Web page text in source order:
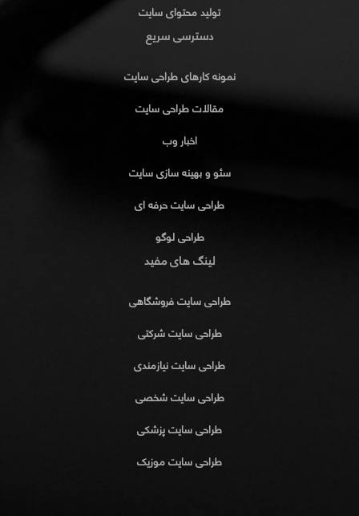
تولید محتوای سایت
دسترسی سریع
نمونه کارهای طراحی سایت
مقالات طراحی سایت
اخبار وب
سئو و بهینه سازی سایت
طراحی سایت حرفه ای
طراحی لوگو
لینگ های مفید
طراحی سایت فروشگاهی
طراحی سایت شرکتی
طراحی سایت نیازمندی
طراحی سایت شخصی
طراحی سایت پزشکی
طراحی سایت موزیک